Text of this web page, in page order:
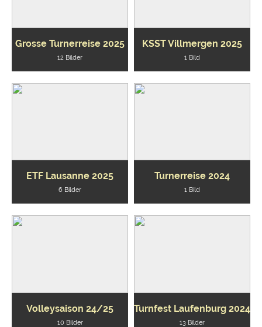
Grosse Turnerreise 2025
12 Bilder
KSST Villmergen 2025
1 Bild
ETF Lausanne 2025
6 Bilder
Turnerreise 2024
1 Bild
Volleysaison 24/25
10 Bilder
Turnfest Laufenburg 2024
13 Bilder